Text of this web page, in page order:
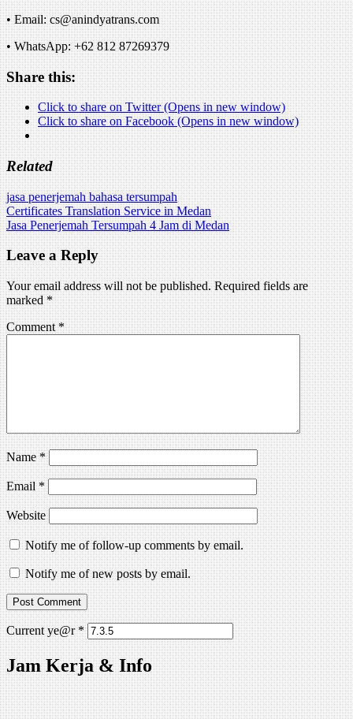
• Email: cs@anindyatrans.com
• WhatsApp: +62 812 87269379
Share this:
Click to share on Twitter (Opens in new window)
Click to share on Facebook (Opens in new window)
Related
jasa penerjemah bahasa tersumpah
Post
navigation
Certificates Translation Service in Medan
Jasa Penerjemah Tersumpah 4 Jam di Medan
Leave a Reply
Your email address will not be published. Required fields are
marked*
Comment*
Name*
Email*
Website
Notify me of follow-up comments by email.
Notify me of new posts by email.
Current ye@r*
Jam Kerja & Info